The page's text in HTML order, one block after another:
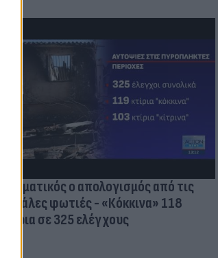
Δραματικός ο απολογισμός από τις
μεγάλες φωτιές - «Κόκκινα» 118
κτίρια σε 325 ελέγχους